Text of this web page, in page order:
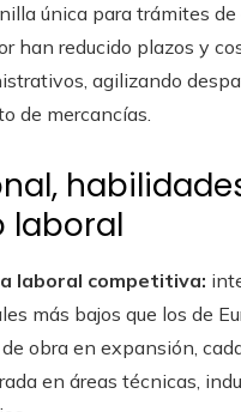
única para trámites de
han reducido plazos y
agilizando
de mercancías.
laboral
laboral competitiva:
más bajos que los de
obra en expansión,
en áreas técnicas,